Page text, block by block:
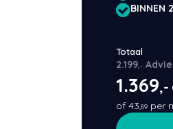
BINNEN
Totaal
2.199 ,-
1.369,-
of 43 ,89 per